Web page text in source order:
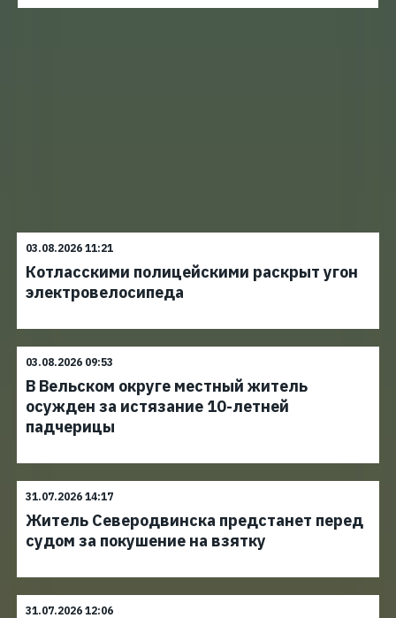
03.08.2026 11:21
Котласскими полицейскими раскрыт угон
электровелосипеда
03.08.2026 09:53
В Вельском округе местный житель
осужден за истязание 10-летней
падчерицы
31.07.2026 14:17
Житель Северодвинска предстанет перед
судом за покушение на взятку
31.07.2026 12:06